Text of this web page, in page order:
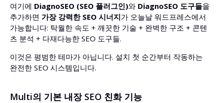
여기에 DiagnoSEO (SEO 플러그인)와 DiagnoSEO 도구들을
추가하면 가장 강력한 SEO 시너지가 오늘날 워드프레스에서
가능합니다: 탁월한 속도 + 깨끗한 기술 + 완벽한 구조 + 콘텐
츠 분석 + 다재다능한 SEO 도구들.
이것은 평범한 테마가 아닙니다. 설치 첫 순간부터 작동하는
완전한 SEO 시스템입니다.
Multi의 기본 내장 SEO 친화 기능